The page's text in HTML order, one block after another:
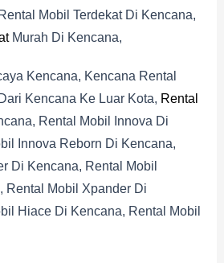
Mobil Terdekat Di Kencana,
Murah Di Kencana,
Kencana, Kencana Rental
Kencana Ke Luar Kota, Rental
Rental Mobil Innova Di
Innova Reborn Di Kencana,
Di Kencana, Rental Mobil
Rental Mobil Xpander Di
Hiace Di Kencana, Rental Mobil